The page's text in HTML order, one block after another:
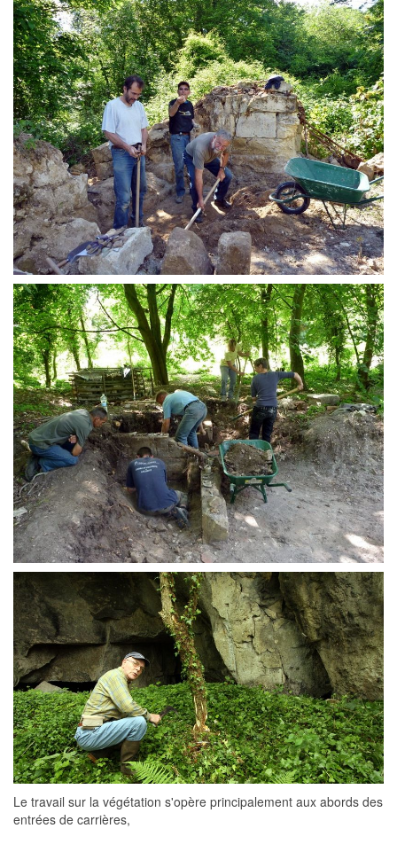
Le travail sur la végétation s'opère principalement aux abords des
entrées de carrières,